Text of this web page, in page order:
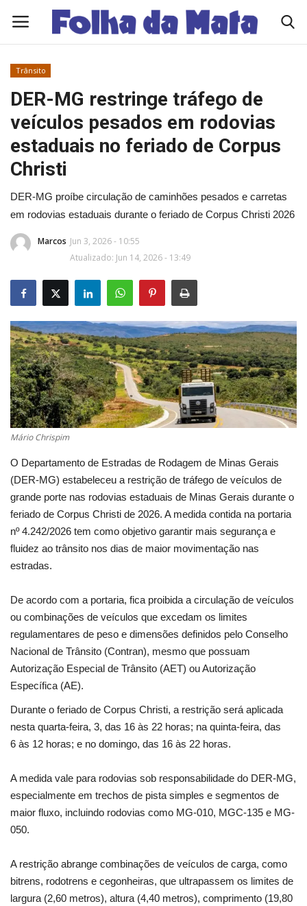
Quem Somos
Como Anunciar
Contato
Eleições 2026
Edições Diárias - NOTÍCIAS DO DIA
Viçosa
Cultura
UFV
Oportunidade
Sua Cidade
Tempo
Saúde
Política
Segurança Pública
Economia
Educação
Esporte
Meio Ambiente
Justiça
Obituário
Brasil
Trânsito
DER-MG restringe tráfego de
veículos pesados em rodovias
estaduais no feriado de Corpus
Christi
DER-MG proíbe circulação de caminhões pesados e carretas
em rodovias estaduais durante o feriado de Corpus Christi 2026
Marcos Jun 3, 2026 - 10:55
Atualizado: Jun 14, 2026 - 13:49
Mário Chrispim
O Departamento de Estradas de Rodagem de Minas Gerais
(DER-MG) estabeleceu a restrição de tráfego de veículos de
grande porte nas rodovias estaduais de Minas Gerais durante o
feriado de Corpus Christi de 2026. A medida contida na portaria
nº 4.242/2026 tem como objetivo garantir mais segurança e
fluidez ao trânsito nos dias de maior movimentação nas
estradas.
De acordo com a portaria, fica proibida a circulação de veículos
ou combinações de veículos que excedam os limites
regulamentares de peso e dimensões definidos pelo Conselho
Nacional de Trânsito (Contran), mesmo que possuam
Autorização Especial de Trânsito (AET) ou Autorização
Específica (AE).
Durante o feriado de Corpus Christi, a restrição será aplicada
nesta quarta-feira, 3, das 16 às 22 horas; na quinta-feira, das
6 às 12 horas; e no domingo, das 16 às 22 horas.
A medida vale para rodovias sob responsabilidade do DER-MG,
especialmente em trechos de pista simples e segmentos de
maior fluxo, incluindo rodovias como MG-010, MGC-135 e MG-
050.
A restrição abrange combinações de veículos de carga, como
bitrens, rodotrens e cegonheiras, que ultrapassem os limites de
largura (2,60 metros), altura (4,40 metros), comprimento (19,80